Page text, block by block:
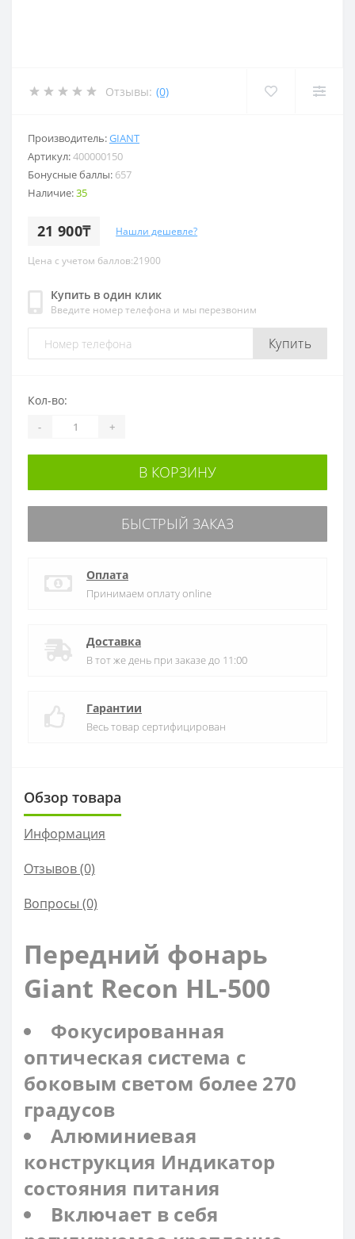
Отзывы: (0)
Производитель:GIANT
Артикул:400000150
Бонусные баллы: 657
Наличие:35
21 900₸ Нашли дешевле?
Цена с учетом баллов:21900
Купить в один клик
Введите номер телефона и мы перезвоним
Купить
Кол-во:
- +
В КОРЗИНУ
БЫСТРЫЙ ЗАКАЗ
Оплата
Принимаем оплату online
Доставка
В тот же день при заказе до 11:00
Гарантии
Весь товар сертифицирован
Обзор товара
Информация
Отзывов (0)
Вопросы (0)
Передний фонарь
Giant Recon HL-500
Фокусированная
оптическая система с
боковым светом более 270
градусов
Алюминиевая
конструкция Индикатор
состояния питания
Включает в себя